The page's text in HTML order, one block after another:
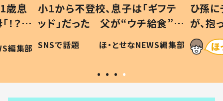
歳息
？」
編集部
小1から不登校、息子は「ギフテ
ッド」だった 父が“ウチ給食”を
作り続ける理由とは #令和の親
#令和の子
SNSで話題 ほ・とせなNEWS編集部
ひ孫
が、
「涙が
い」